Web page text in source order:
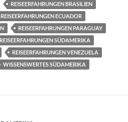
REISEERFAHRUNGEN BRASILIEN
REISEERFAHRUNGEN ECUADOR
REISEERFAHRUNGEN PARAGUAY
REISEERFAHRUNGEN SÜDAMERIKA
REISEERFAHRUNGEN VENEZUELA
WISSENSWERTES SÜDAMERIKA